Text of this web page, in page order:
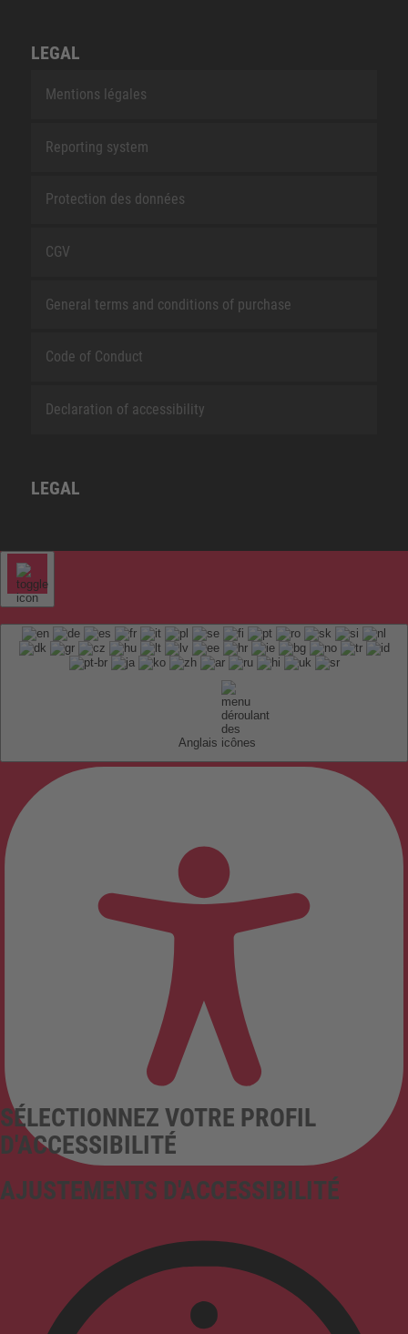
LEGAL
Mentions légales
Reporting system
Protection des données
CGV
General terms and conditions of purchase
Code of Conduct
Declaration of accessibility
LEGAL
Anglais
AJUSTEMENTS D'ACCESSIBILITÉ
SÉLECTIONNEZ VOTRE PROFIL
D'ACCESSIBILITÉ